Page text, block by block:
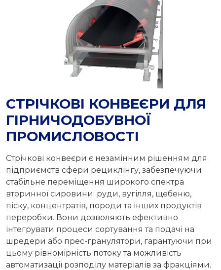
СТРІЧКОВІ КОНВЕЄРИ ДЛЯ
ГІРНИЧОДОБУВНОЇ
ПРОМИСЛОВОСТІ
Стрічкові конвеєри є незамінним рішенням для
підприємств сфери рециклінгу, забезпечуючи
стабільне переміщення широкого спектра
вторинної сировини: руди, вугілля, щебеню,
піску, концентратів, породи та інших продуктів
переробки. Вони дозволяють ефективно
інтегрувати процеси сортування та подачі на
шредери або прес-гранулятори, гарантуючи при
цьому рівномірність потоку та можливість
автоматизації розподілу матеріалів за фракціями.